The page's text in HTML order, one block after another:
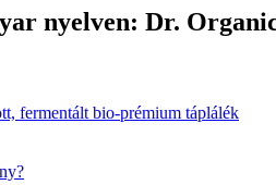
nyelven: Dr.
fermentált bio-prémium táplálék